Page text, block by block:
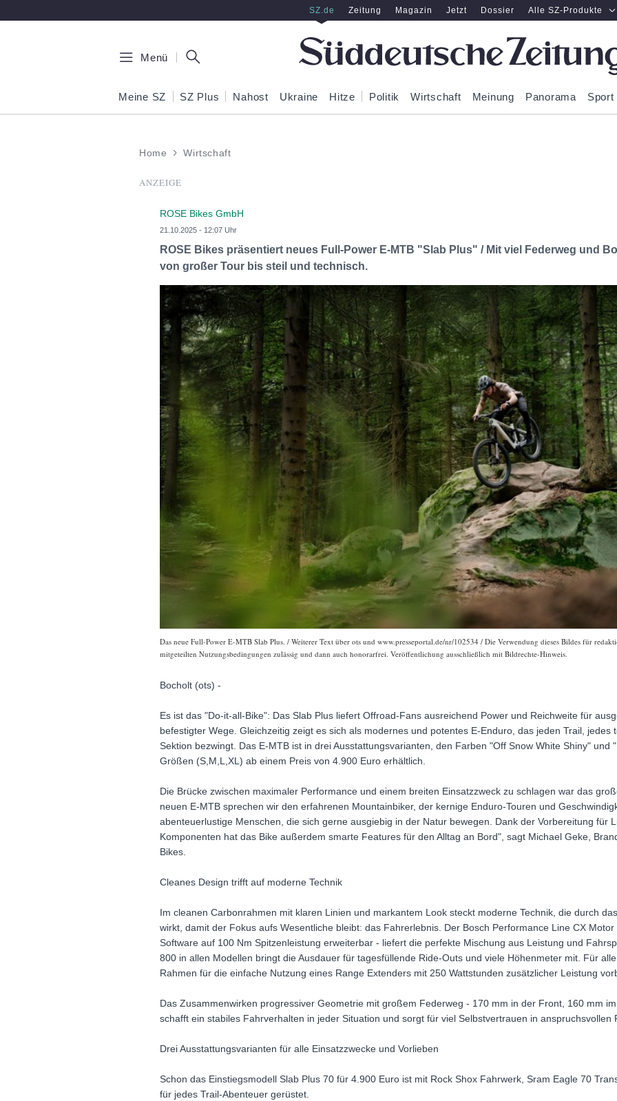
SZ.de Zeitung Magazin Jetzt Dossier Alle SZ-Produkte
Menü
Meine SZ SZ Plus Nahost Ukraine Hitze Politik Wirtschaft Meinung Panorama Sport
Home Wirtschaft
ANZEIGE
ROSE Bikes GmbH
21.10.2025 - 12:07 Uhr
ROSE Bikes präsentiert neues Full-Power E-MTB "Slab Plus" / Mit viel Federweg und
von großer Tour bis steil und technisch.
Das neue Full-Power E-MTB Slab Plus. / Weiterer Text über ots und www.presseportal.de/nr/102534 / Die Verwendung dieses Bildes für
mitgeteilten Nutzungsbedingungen zulässig und dann auch honorarfrei. Veröffentlichung ausschließlich mit Bildrechte-Hinweis.
Bocholt (ots) -
Es ist das "Do-it-all-Bike": Das Slab Plus liefert Offroad-Fans ausreichend Power und Reichweite für
befestigter Wege. Gleichzeitig zeigt es sich als modernes und potentes E-Enduro, das jeden Trail, jedes
Sektion bezwingt. Das E-MTB ist in drei Ausstattungsvarianten, den Farben "Off Snow White Shiny" und
Größen (S,M,L,XL) ab einem Preis von 4.900 Euro erhältlich.
Die Brücke zwischen maximaler Performance und einem breiten Einsatzzweck zu schlagen war das
neuen E-MTB sprechen wir den erfahrenen Mountainbiker, der kernige Enduro-Touren und
abenteuerlustige Menschen, die sich gerne ausgiebig in der Natur bewegen. Dank der Vorbereitung für
Komponenten hat das Bike außerdem smarte Features für den Alltag an Bord", sagt Michael Geke,
Bikes.
Cleanes Design trifft auf moderne Technik
Im cleanen Carbonrahmen mit klaren Linien und markantem Look steckt moderne Technik, die durch
wirkt, damit der Fokus aufs Wesentliche bleibt: das Fahrerlebnis. Der Bosch Performance Line CX
Software auf 100 Nm Spitzenleistung erweiterbar - liefert die perfekte Mischung aus Leistung und
800 in allen Modellen bringt die Ausdauer für tagesfüllende Ride-Outs und viele Höhenmeter mit. Für
Rahmen für die einfache Nutzung eines Range Extenders mit 250 Wattstunden zusätzlicher Leistung
Das Zusammenwirken progressiver Geometrie mit großem Federweg - 170 mm in der Front, 160 mm
schafft ein stabiles Fahrverhalten in jeder Situation und sorgt für viel Selbstvertrauen in anspruchsvollen
Drei Ausstattungsvarianten für alle Einsatzzwecke und Vorlieben
Schon das Einstiegsmodell Slab Plus 70 für 4.900 Euro ist mit Rock Shox Fahrwerk, Sram Eagle 70
für jedes Trail-Abenteuer gerüstet.